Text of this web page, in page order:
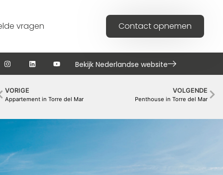
vragen Contact opnemen
Bekijk Nederlandse website
VORIGE
Appartement in Torre del Mar
VOLGENDE
Penthouse in Torre del Mar